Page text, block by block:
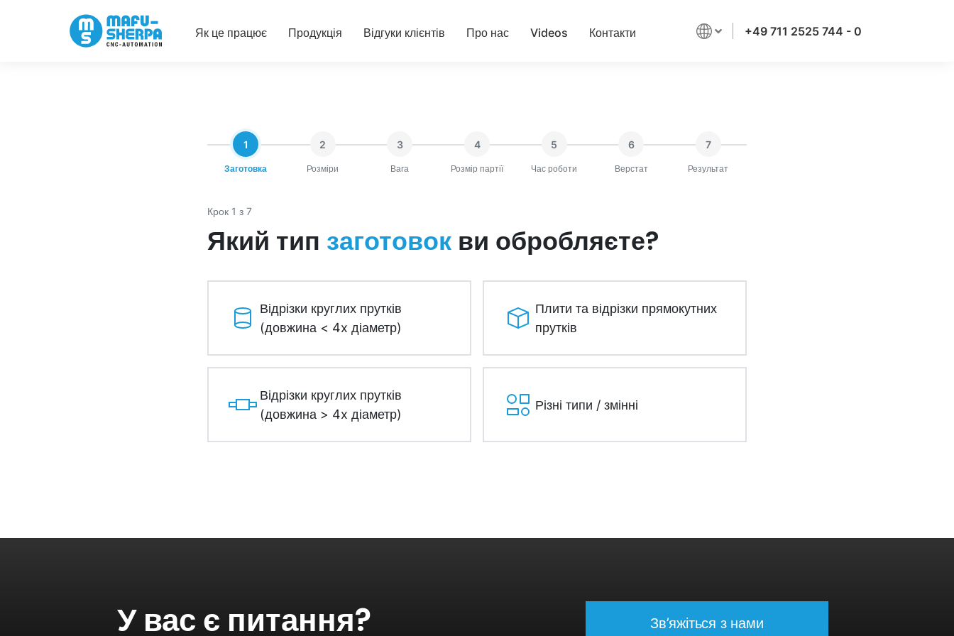
Як це працює Продукція Відгуки клієнтів Про нас Videos Контакти +49 711 2525 744 - 0
1
Заготовка
2
Розміри
3
Вага
4
Розмір партії
5
Час роботи
6
Верстат
7
Результат
Крок 1 з 7
Який тип заготовок ви обробляєте?
Відрізки круглих прутків
(довжина < 4x діаметр)
Плити та відрізки прямокутних
прутків
Відрізки круглих прутків
(довжина > 4x діаметр)
Різні типи / змінні
У вас є питання? Зв’яжіться з нами